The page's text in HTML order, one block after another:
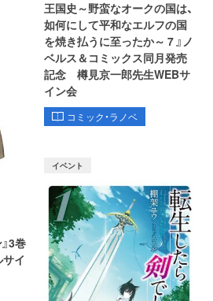
王国史～野蛮なオークの国は、
如何にして平和なエルフの国
を焼き払うに至ったか～ 7 』ノ
ベルス＆コミックス同月発売
記念 樽見京一郎先生WEBサ
イン会
コミック・ラノベ
3巻
イ
イベント